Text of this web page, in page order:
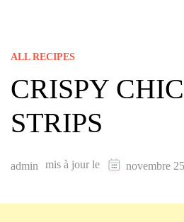
ALL RECIPES
CRISPY
STRIPS
admin mis à jour le novembre